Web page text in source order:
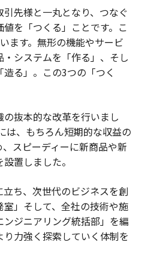
先様と一丸となり、つなぐ
を「つくる」ことです。こ
ます。無形の機能やサービ
システムを「作る」、そし
る」。この3つの「つく
抜本的な改革を行いまし
は、もちろん短期的な収益の
スピーディーに新商品や新
置しました。
ち、次世代のビジネスを創
」そして、全社の技術や施
ジニアリング統括部」を編
力強く探索していく体制を